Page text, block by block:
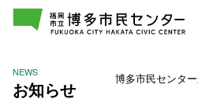
NEWS
お知らせ 博多市民センタ